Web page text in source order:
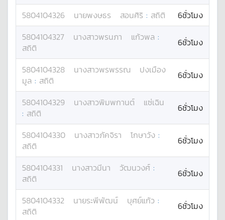
5804104326 นายพงษธร สอนศิริ : สถิติ
6ชั่วโมง
5804104327
นางสาวพรนภา แก้วพล :
สถิติ
6ชั่วโมง
5804104328 นางสาวพรพรรณ
ปงเมือง
มูล : สถิติ 6ชั่วโมง
5804104329 นางสาวพิมพกานต์
แซ่เฉิน
: สถิติ 6ชั่วโมง
5804104330 นางสาวภัคจิรา โกษาวัง :
สถิติ
6ชั่วโมง
5804104331 นางสาวมีนา วัฒนวงศ์ :
สถิติ
6ชั่วโมง
5804104332 นายระพีพัฒน์ บุศย์แก้ว :
สถิติ
6ชั่วโมง